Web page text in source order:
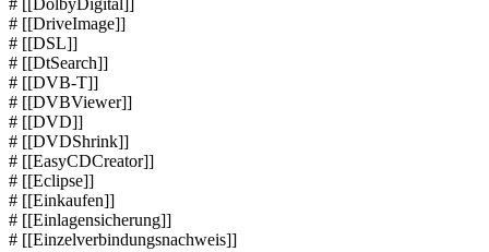
# [[DolbyDigital]]
# [[DriveImage]]
# [[DSL]]
# [[DtSearch]]
# [[DVB-T]]
# [[DVBViewer]]
# [[DVD]]
# [[DVDShrink]]
# [[EasyCDCreator]]
# [[Eclipse]]
# [[Einkaufen]]
# [[Einlagensicherung]]
# [[Einzelverbindungsnachweis]]